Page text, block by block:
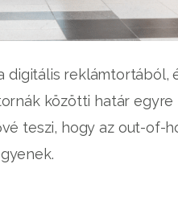
digitális reklámtortából,
közötti határ egyre
teszi, hogy az out-of-